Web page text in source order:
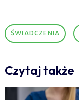
ŚWIADCZENIA
Czytaj także